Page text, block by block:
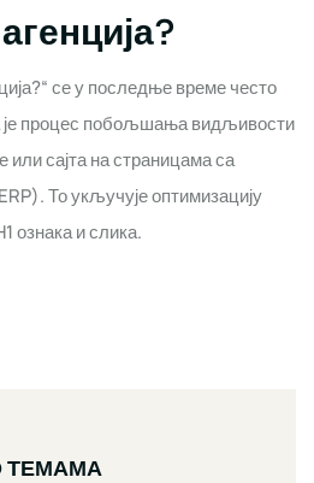
се у последње време често
је процес побољшања видљивости
или сајта на страницама са
То укључује оптимизацију
ознака и слика.
ТЕМАМА